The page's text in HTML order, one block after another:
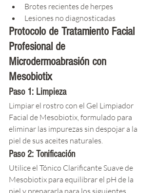
Brotes recientes de herpes
Lesiones no diagnosticadas
Protocolo de Tratamiento Facial
Profesional de
Microdermoabrasión con
Mesobiotix
Paso 1: Limpieza
Limpiar el rostro con el Gel Limpiador
Facial de Mesobiotix, formulado para
eliminar las impurezas sin despojar a la
piel de sus aceites naturales.
Paso 2: Tonificación
Utilice el Tónico Clarificante Suave de
Mesobiotix para equilibrar el pH de la
piel y prepararla para los siguientes